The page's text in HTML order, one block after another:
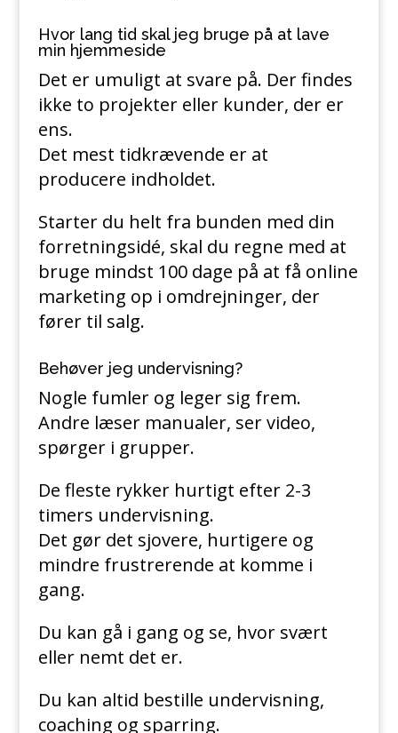
Hvor lang tid skal jeg bruge på at lave
min hjemmeside
Det er umuligt at svare på. Der findes
ikke to projekter eller kunder, der er
ens.
Det mest tidkrævende er at
producere indholdet.
Starter du helt fra bunden med din
forretningsidé, skal du regne med at
bruge mindst 100 dage på at få online
marketing op i omdrejninger, der
fører til salg.
Behøver jeg undervisning?
Nogle fumler og leger sig frem.
Andre læser manualer, ser video,
spørger i grupper.
De fleste rykker hurtigt efter 2-3
timers undervisning.
Det gør det sjovere, hurtigere og
mindre frustrerende at komme i
gang.
Du kan gå i gang og se, hvor svært
eller nemt det er.
Du kan altid bestille undervisning,
coaching og sparring.